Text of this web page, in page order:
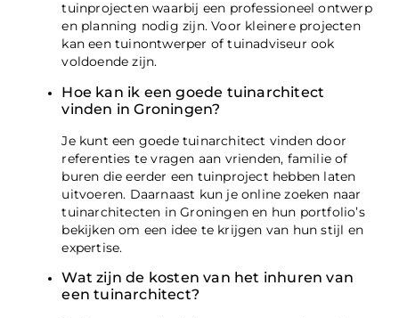
tuinprojecten waarbij een professioneel ontwerp
en planning nodig zijn. Voor kleinere projecten
kan een tuinontwerper of tuinadviseur ook
voldoende zijn.
Hoe kan ik een goede tuinarchitect
vinden in Groningen?
Je kunt een goede tuinarchitect vinden door
referenties te vragen aan vrienden, familie of
buren die eerder een tuinproject hebben laten
uitvoeren. Daarnaast kun je online zoeken naar
tuinarchitecten in Groningen en hun portfolio’s
bekijken om een idee te krijgen van hun stijl en
expertise.
Wat zijn de kosten van het inhuren van
een tuinarchitect?